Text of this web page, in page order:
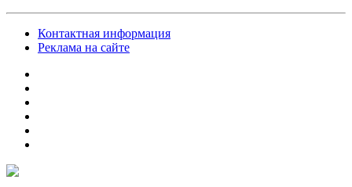
Контактная информация
Реклама на сайте